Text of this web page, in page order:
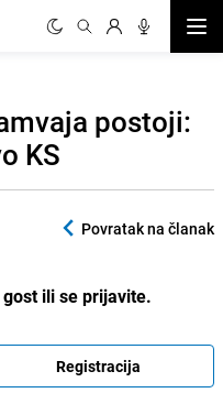
postoji:
KS
Povratak na članak
ili se prijavite.
Registracija